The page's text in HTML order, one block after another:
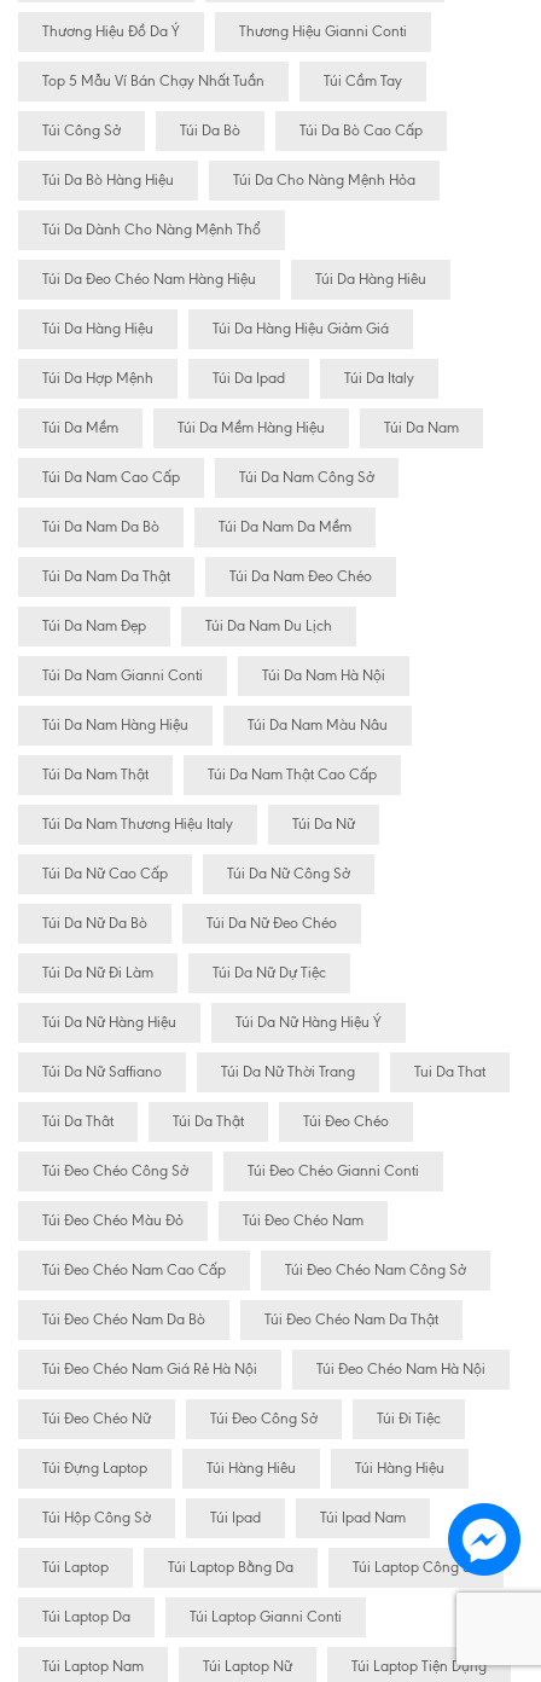
Thương Hiệu Đồ Da Ý Thương Hiệu Gianni Conti
Top 5 Mẫu Ví Bán Chạy Nhất Tuần Túi Cầm Tay
Túi Công Sở Túi Da Bò Túi Da Bò Cao Cấp
Túi Da Bò Hàng Hiệu Túi Da Cho Nàng Mệnh Hỏa
Túi Da Dành Cho Nàng Mệnh Thổ
Túi Da Đeo Chéo Nam Hàng Hiệu Túi Da Hàng Hiêu
Túi Da Hàng Hiệu Túi Da Hàng Hiệu Giảm Giá
Túi Da Hợp Mệnh Túi Da Ipad Túi Da Italy
Túi Da Mềm Túi Da Mềm Hàng Hiệu Túi Da Nam
Túi Da Nam Cao Cấp Túi Da Nam Công Sở
Túi Da Nam Da Bò Túi Da Nam Da Mềm
Túi Da Nam Da Thật Túi Da Nam Đeo Chéo
Túi Da Nam Đẹp Túi Da Nam Du Lịch
Túi Da Nam Gianni Conti Túi Da Nam Hà Nội
Túi Da Nam Hàng Hiệu Túi Da Nam Màu Nâu
Túi Da Nam Thật Túi Da Nam Thật Cao Cấp
Túi Da Nam Thương Hiệu Italy Túi Da Nữ
Túi Da Nữ Cao Cấp Túi Da Nữ Công Sở
Túi Da Nữ Da Bò Túi Da Nữ Đeo Chéo
Túi Da Nữ Đi Làm Túi Da Nữ Dự Tiệc
Túi Da Nữ Hàng Hiệu Túi Da Nữ Hàng Hiệu Ý
Túi Da Nữ Saffiano Túi Da Nữ Thời Trang Tui Da That
Túi Da Thât Túi Da Thật Túi Đeo Chéo
Túi Đeo Chéo Công Sở Túi Đeo Chéo Gianni Conti
Túi Đeo Chéo Màu Đỏ Túi Đeo Chéo Nam
Túi Đeo Chéo Nam Cao Cấp Túi Đeo Chéo Nam Công Sở
Túi Đeo Chéo Nam Da Bò Túi Đeo Chéo Nam Da Thật
Túi Đeo Chéo Nam Giá Rẻ Hà Nội Túi Đeo Chéo Nam Hà Nội
Túi Đeo Chéo Nữ Túi Đeo Công Sở Túi Đi Tiệc
Túi Đựng Laptop Túi Hàng Hiêu Túi Hàng Hiệu
Túi Hộp Công Sở Túi Ipad Túi Ipad Nam
Túi Laptop Túi Laptop Bằng Da Túi Laptop Công Sở
Túi Laptop Da Túi Laptop Gianni Conti
Túi Laptop Nam Túi Laptop Nữ Túi Laptop Tiện Dụng